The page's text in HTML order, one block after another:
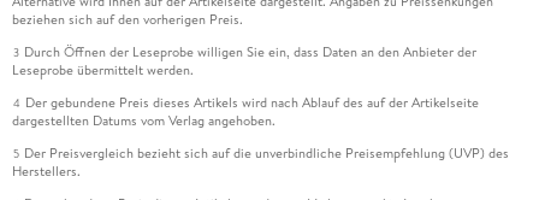
beziehen sich auf den vorherigen Preis.
3 Durch Öffnen der Leseprobe willigen Sie ein, dass Daten an den Anbieter der
Leseprobe übermittelt werden.
4 Der gebundene Preis dieses Artikels wird nach Ablauf des auf der Artikelseite
dargestellten Datums vom Verlag angehoben.
5 Der Preisvergleich bezieht sich auf die unverbindliche Preisempfehlung (UVP) des
Herstellers.